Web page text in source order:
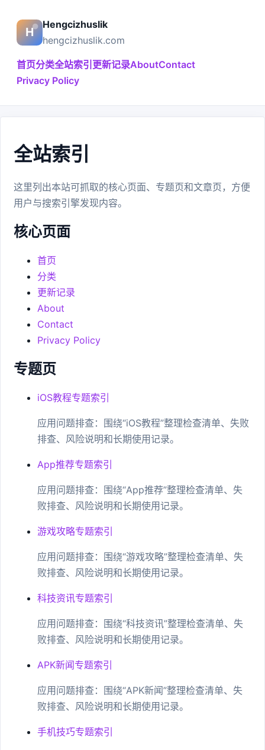
Hengcizhuslik
hengcizhuslik.com
首页分类全站索引 更新记录AboutContact
Privacy Policy
全站索引
这里列出本站可抓取的核心页面、专题页和文章页，方便
用户与搜索引擎发现内容。
核心页面
首页
分类
更新记录
About
Contact
Privacy Policy
专题页
iOS教程专题索引
应用问题排查：围绕“iOS教程”整理检查清单、失败
排查、风险说明和长期使用记录。
App推荐专题索引
应用问题排查：围绕“App推荐”整理检查清单、失
败排查、风险说明和长期使用记录。
游戏攻略专题索引
应用问题排查：围绕“游戏攻略”整理检查清单、失
败排查、风险说明和长期使用记录。
科技资讯专题索引
应用问题排查：围绕“科技资讯”整理检查清单、失
败排查、风险说明和长期使用记录。
APK新闻专题索引
应用问题排查：围绕“APK新闻”整理检查清单、失
败排查、风险说明和长期使用记录。
手机技巧专题索引